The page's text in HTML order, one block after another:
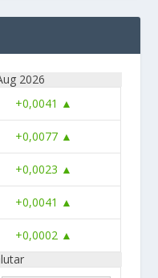
2026
+0,0041 ▲
+0,0077 ▲
+0,0023 ▲
+0,0041 ▲
+0,0002 ▲